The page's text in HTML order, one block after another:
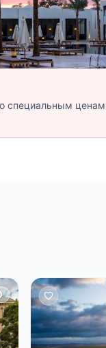
специальным ценам